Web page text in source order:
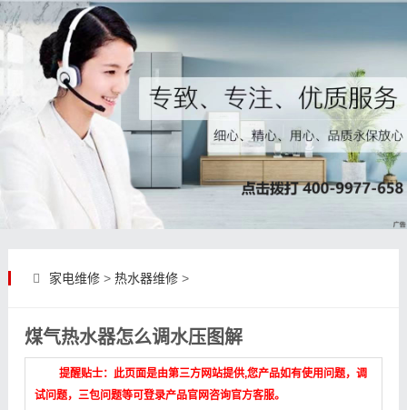
家电维修> 热水器维修>
煤气热水器怎么调水压图解
提醒贴士：此页面是由第三方网站提供,您产品如有使用问题，调
试问题，三包问题等可登录产品官网咨询官方客服。